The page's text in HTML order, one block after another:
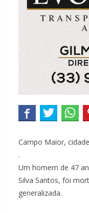
Campo Maior,
.
Um homem de 47
Silva Santos, foi
generalizada.